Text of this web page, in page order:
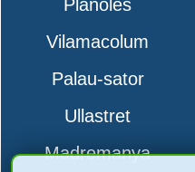
Planoles
Vilamacolum
Palau-sator
Ullastret
Madremanya